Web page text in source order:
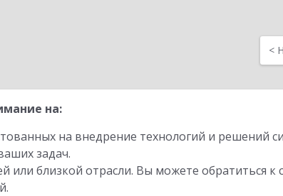
<
на:
на внедрение технологий и решений
задач.
близкой отрасли. Вы можете обратиться к